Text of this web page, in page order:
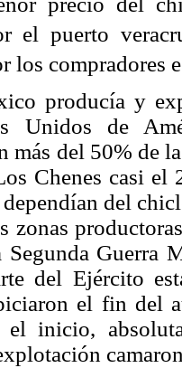
el puerto
los compradores
producía y
Unidos de
más del 50% de
Chenes casi el
dependían del chi
zonas
Guerra
del Ejército
el fin del
el inicio,